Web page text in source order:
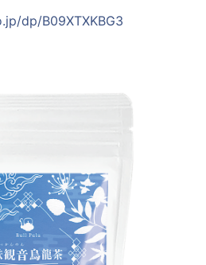
dp/B09XTXKBG3